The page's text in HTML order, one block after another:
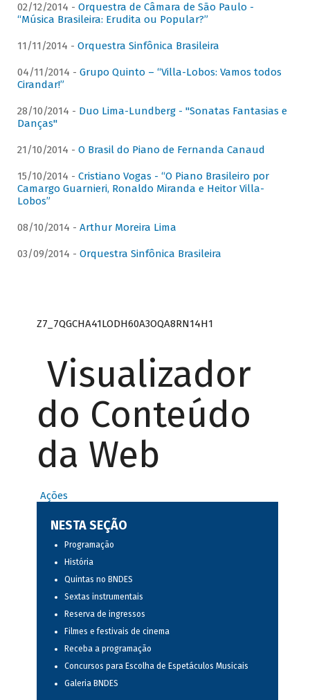
02/12/2014 - Orquestra de Câmara de São Paulo -
“Música Brasileira: Erudita ou Popular?”
11/11/2014 - Orquestra Sinfônica Brasileira
04/11/2014 - Grupo Quinto – “Villa-Lobos: Vamos todos
Cirandar!”
28/10/2014 - Duo Lima-Lundberg - "Sonatas Fantasias e
Danças"
21/10/2014 - O Brasil do Piano de Fernanda Canaud
15/10/2014 - Cristiano Vogas - “O Piano Brasileiro por
Camargo Guarnieri, Ronaldo Miranda e Heitor Villa-
Lobos”
08/10/2014 - Arthur Moreira Lima
03/09/2014 - Orquestra Sinfônica Brasileira
Z7_7QGCHA41LODH60A3OQA8RN14H1
Visualizador
do Conteúdo
da Web
Ações
NESTA SEÇÃO
Programação
História
Quintas no BNDES
Sextas instrumentais
Reserva de ingressos
Filmes e festivais de cinema
Receba a programação
Concursos para Escolha de Espetáculos Musicais
Galeria BNDES